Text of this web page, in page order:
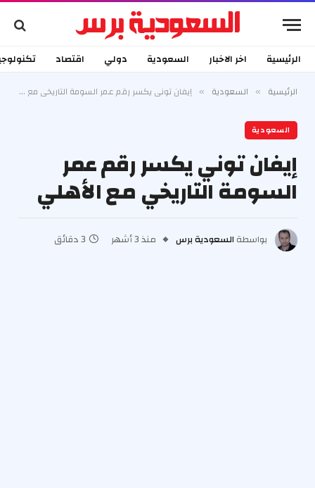
الرئيسية اخر الاخبار السعودية دولي اقتصاد
الرئيسية » السعودية » إيفان توني يكسر رقم عمر السومة التاريخي مع الأهلي
السعودية
إيفان توني يكسر رقم عمر
السومة التاريخي مع الأهلي
بواسطة السعودية برس منذ 3 أشهر 3 دقائق